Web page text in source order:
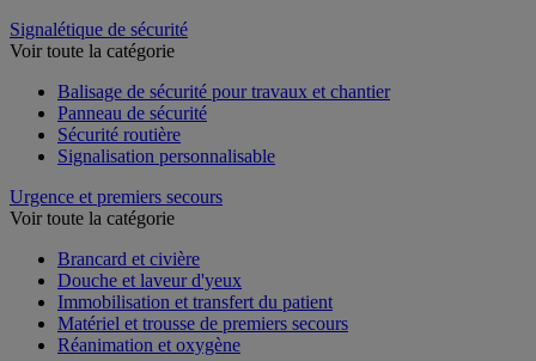
Signalétique de sécurité
Voir toute la catégorie
Balisage de sécurité pour travaux et chantier
Panneau de sécurité
Sécurité routière
Signalisation personnalisable
Urgence et premiers secours
Voir toute la catégorie
Brancard et civière
Douche et laveur d'yeux
Immobilisation et transfert du patient
Matériel et trousse de premiers secours
Réanimation et oxygène